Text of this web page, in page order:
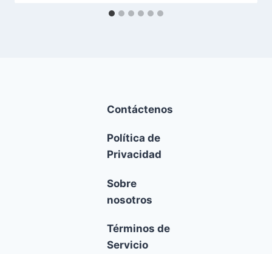
Contáctenos
Política de
Privacidad
Sobre
nosotros
Términos de
Servicio